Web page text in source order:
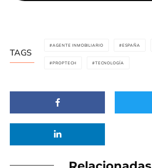
TAGS
AGENTE INMOBILIARIO ESPAÑA
PROPTECH TECNOLOGÍA